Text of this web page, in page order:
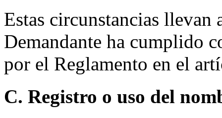
Estas circunstancias
Demandante ha cumplido
por el Reglamento en el
C. Registro o uso del